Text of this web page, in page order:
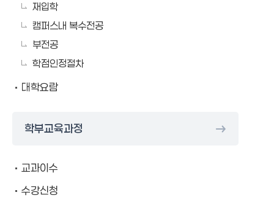
재입학
캠퍼스내 복수전공
부전공
학점인정절차
대학요람
학부교육과정
교과이수
수강신청